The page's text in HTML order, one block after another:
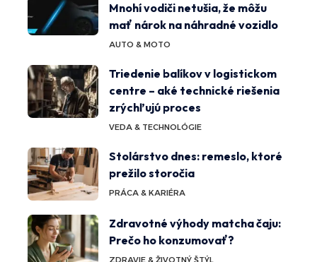
Mnohí vodiči netušia, že môžu
mať nárok na náhradné vozidlo
AUTO & MOTO
Triedenie balíkov v logistickom
centre – aké technické riešenia
zrýchľujú proces
VEDA & TECHNOLÓGIE
Stolárstvo dnes: remeslo, ktoré
prežilo storočia
PRÁCA & KARIÉRA
Zdravotné výhody matcha čaju:
Prečo ho konzumovať?
ZDRAVIE & ŽIVOTNÝ ŠTÝL